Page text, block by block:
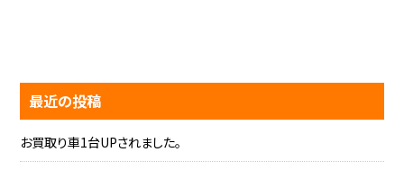
最近の投稿
お買取り車1台UPされました。